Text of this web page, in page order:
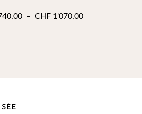
– CHF 1'070.00Plage